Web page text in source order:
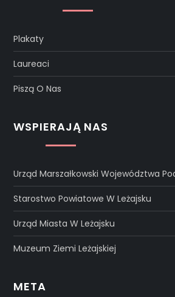
Plakaty
Laureaci
Piszą O Nas
WSPIERAJĄ NAS
Urząd Marszałkowski Województwa
Starostwo Powiatowe W Leżajsku
Urząd Miasta W Leżajsku
Muzeum Ziemi Leżajskiej
META